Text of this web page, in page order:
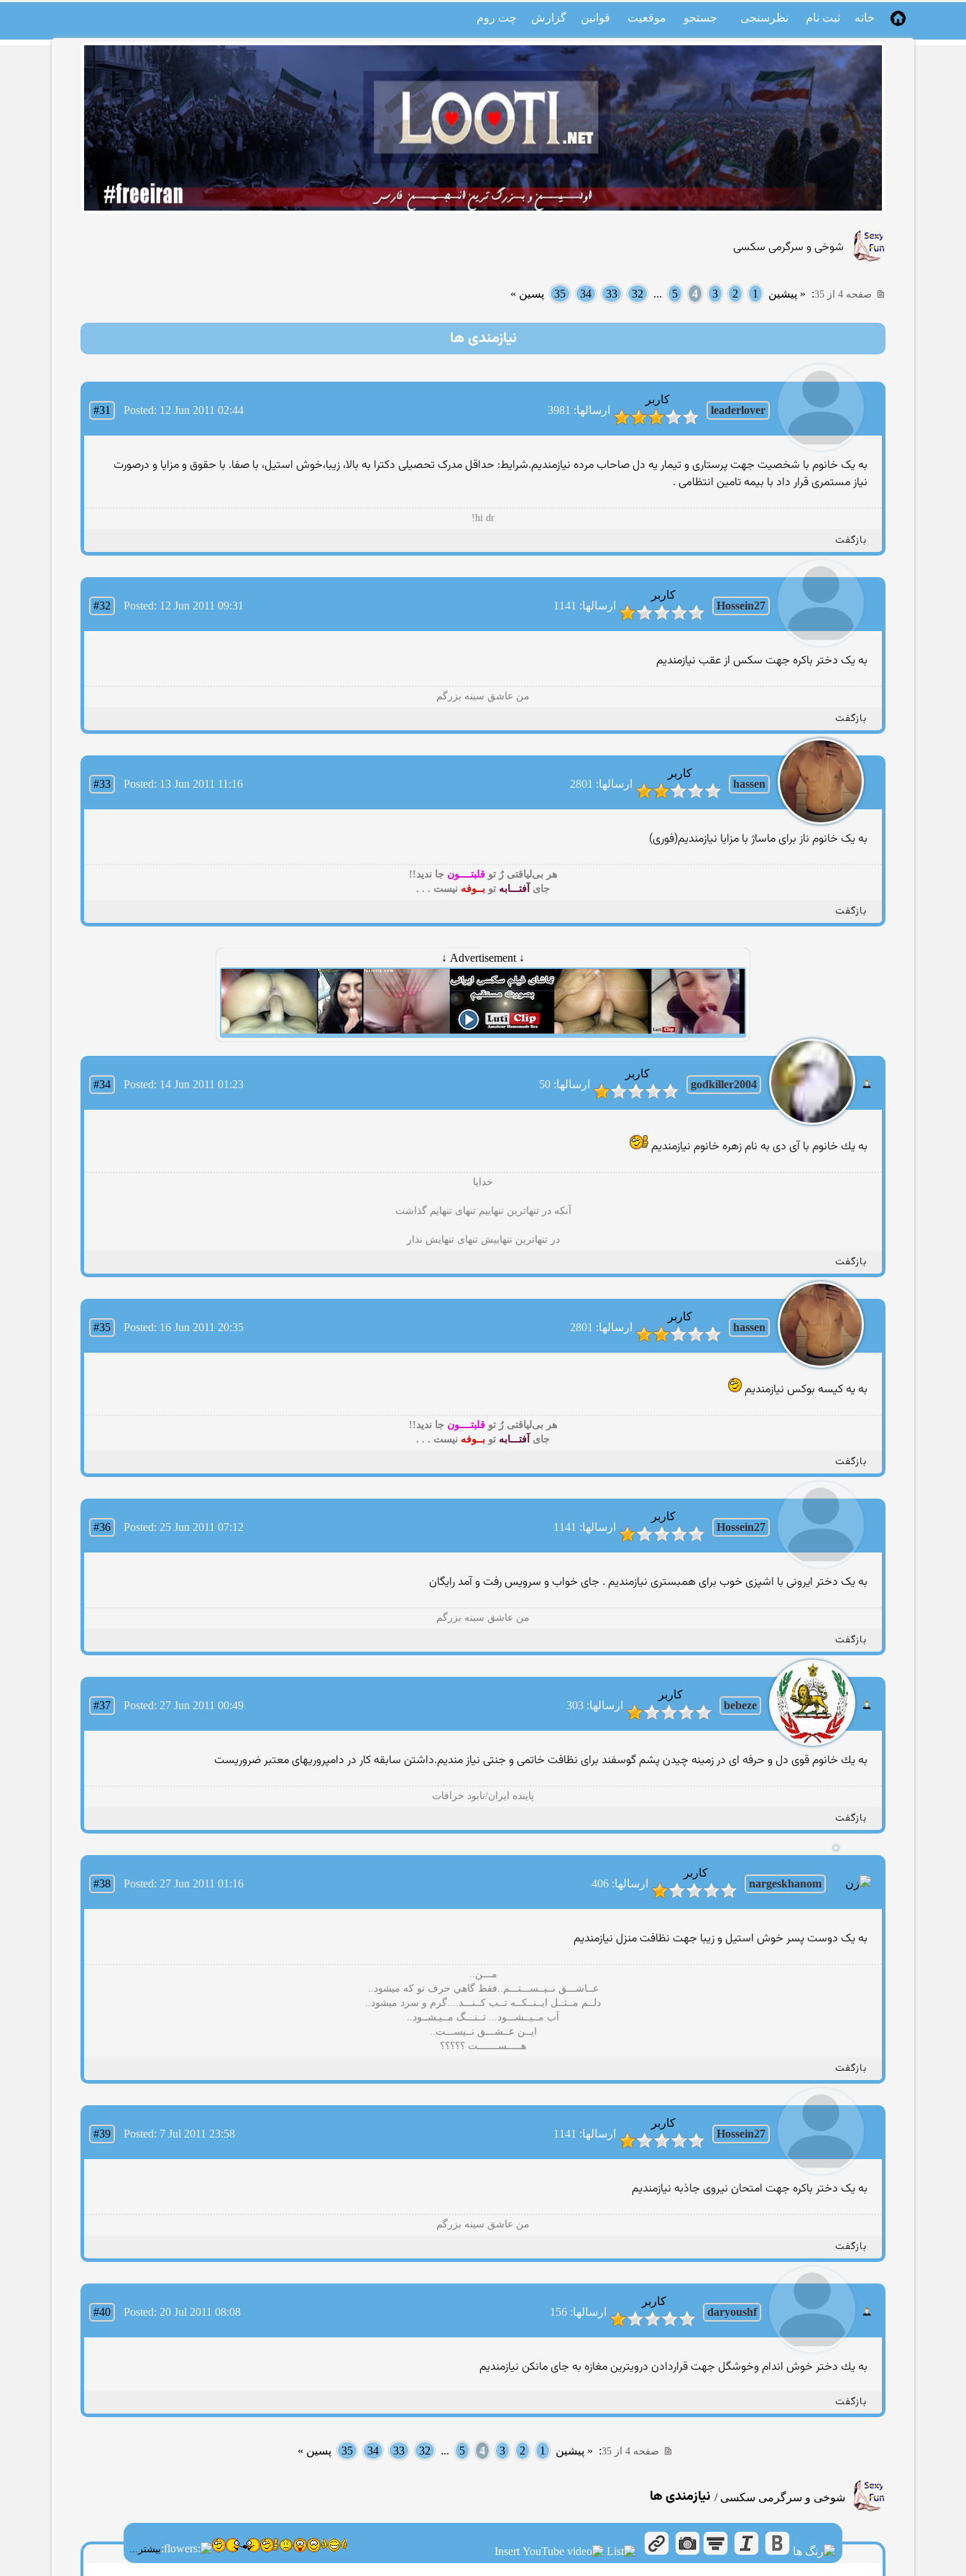
خانه ثبت نام نظرسنجی جستجو موقعیت قوانین گزارش چت روم
شوخی و سرگرمی سکسی
صفحه 4 از 35 : « پیشین 1
2
3
4
5
...
32
33
34
35 پسین »
نیازمندی ها
leaderlover
کاربر
ارسالها: 3981
#31 Posted: 12 Jun 2011 02:44
به یک خانوم با شخصیت جهت پرستاری و تیمار یه دل صاحاب مرده نیازمندیم.شرایط: حداقل مدرک تحصیلی دکترا به بالا، زیبا،خوش استیل، با صفا. با حقوق و مزایا و درصورت
نیاز مستمری قرار داد با بیمه تامین انتظامی .
hi dr!
بازگفت
Hossein27
کاربر
ارسالها: 1141
#32 Posted: 12 Jun 2011 09:31
به یک دختر باکره جهت سکس از عقب نیازمندیم
من عاشق سینه بزرگم
بازگفت
hassen
کاربر
ارسالها: 2801
#33 Posted: 13 Jun 2011 11:16
به یک خانوم ناز برای ماساژ با مزایا نیازمندیم(فوری)
هر بی‌لیاقتی رُ تو قلبتــــون جا ندید!!
جای آفتـــابه تو بــوفه نیست . . .
بازگفت
↓ Advertisement ↓
godkiller2004
کاربر
ارسالها: 50
#34 Posted: 14 Jun 2011 01:23
به یك خانوم با آی دی به نام زهره خانوم نیازمندیم
خدایا
آنکه در تنهاترین تنهاییم تنهای تنهایم گذاشت
در تنهاترین تنهاییش تنهای تنهایش نذار
بازگفت
hassen
کاربر
ارسالها: 2801
#35 Posted: 16 Jun 2011 20:35
به یه کیسه بوکس نیازمندیم
هر بی‌لیاقتی رُ تو قلبتــــون جا ندید!!
جای آفتـــابه تو بــوفه نیست . . .
بازگفت
Hossein27
کاربر
ارسالها: 1141
#36 Posted: 25 Jun 2011 07:12
به یک دختر ایرونی با اشپزی خوب برای همبستری نیازمندیم . جای خواب و سرویس رفت و آمد رایگان
من عاشق سینه بزرگم
بازگفت
bebeze
کاربر
ارسالها: 303
#37 Posted: 27 Jun 2011 00:49
به یك خانوم قوی دل و حرفه ای در زمینه چیدن پشم گوسفند برای نظافت خاتمی و جنتی نیاز مندیم.داشتن سابقه كار در دامپروریهای معتبر ضروریست
پاينده ايران/نابود خرافات
بازگفت
nargeskhanom
کاربر
ارسالها: 406
#38 Posted: 27 Jun 2011 01:16
به یک دوست پسر خوش استیل و زیبا جهت نظافت منزل نیازمندیم
مـــن..
عــاشـــق نــيــســـتـــم..فقط گاهي حرف تو كه ميشود..
دلــم مــثــل ايــنــكــه تــب كــنـــد....گرم و سرد ميشود..
آب مــيــشـــود... تــنـــگ مــيـشــود..
ايــن عــشـــق نــيســـت..
هـــــســـــــت ؟؟؟؟؟
بازگفت
Hossein27
کاربر
ارسالها: 1141
#39 Posted: 7 Jul 2011 23:58
به یک دختر باکره جهت امتحان نیروی جاذبه نیازمندیم
من عاشق سینه بزرگم
بازگفت
daryoushf
کاربر
ارسالها: 156
#40 Posted: 20 Jul 2011 08:08
به یك دختر خوش اندام وخوشگل جهت قراردادن درویترین مغازه به جای مانكن نیازمندیم
بازگفت
صفحه 4 از 35 : « پیشین 1
2
3
4
5
...
32
33
34
35 پسین »
شوخی و سرگرمی سکسی / نیازمندی ها
بیشتر...